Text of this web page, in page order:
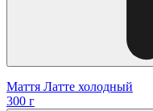
Маття Латте холодный
300 г